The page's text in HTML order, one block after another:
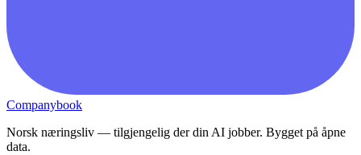
Companybook
Norsk næringsliv — tilgjengelig der din AI jobber. Bygget på åpne
data.